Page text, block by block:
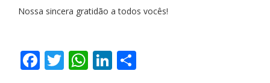
Nossa sincera gratidão a todos vocês!
Facebook
Twitter
WhatsApp
LinkedIn